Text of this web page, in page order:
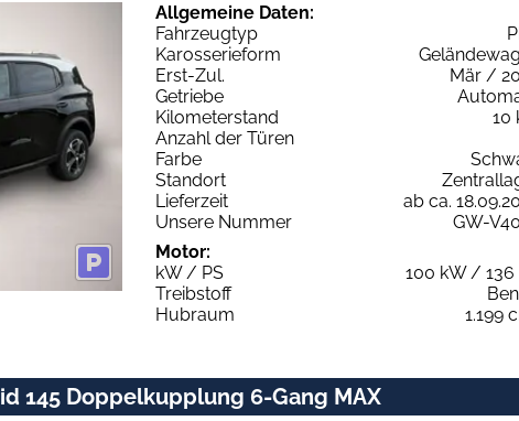
Allgemeine Daten:
Fahrzeugtyp
Karosserieform
Erst-Zul.
Mär /
Getriebe
Kilometerstand
10
Anzahl der Türen
Farbe
Standort
Lieferzeit
ab ca.
Unsere Nummer
GW-
Motor:
kW / PS
100 kW / 136
Treibstoff
Hubraum
1.199
145 Doppelkupplung 6-Gang MAX